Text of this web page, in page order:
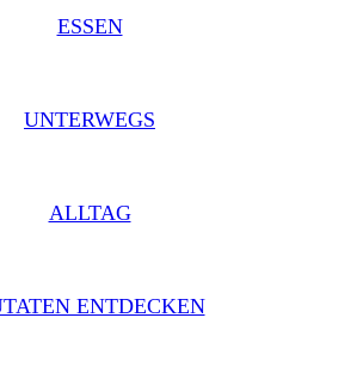
ESSEN
UNTERWEGS
ALLTAG
ENTDECKEN